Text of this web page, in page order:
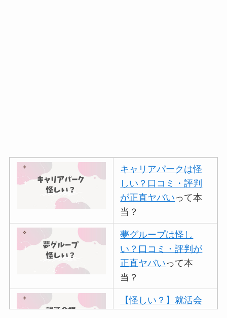
キャリアパークは怪
しい？口コミ・評判
が正直ヤバいって本
当？
夢グループは怪し
い？口コミ・評判が
正直ヤバいって本
当？
【怪しい？】就活会